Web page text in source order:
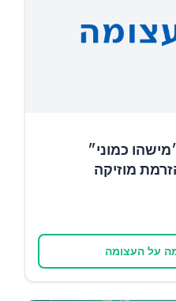
כמוני״
מוזיקה
על העצומה